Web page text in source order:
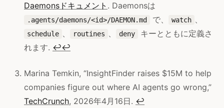
Daemonsドキュメント . Daemonsは
.agents/daemons/<id>/DAEMON.md で、 watch 、
schedule 、 routines 、 deny
キーとともに定義さ
れます. ↩↩
Marina Temkin, “InsightFinder raises $15M to help
companies figure out where AI agents go wrong,”
TechCrunch, 2026年4月16日. ↩